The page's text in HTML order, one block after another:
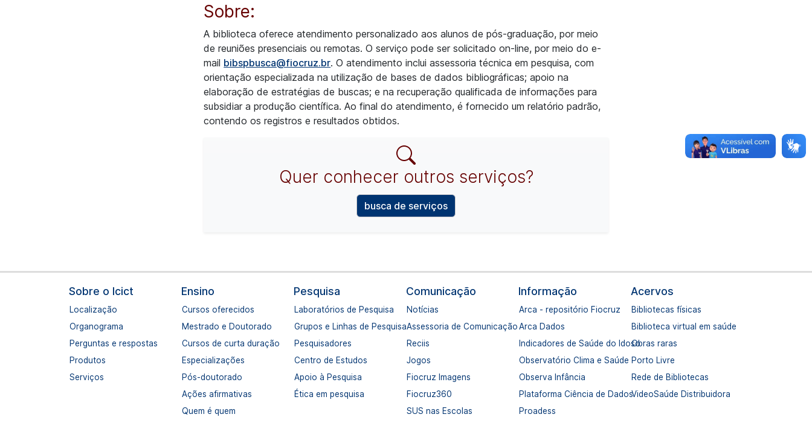
Sobre:
A biblioteca oferece atendimento personalizado aos alunos de pós-graduação, por meio
de reuniões presenciais ou remotas. O serviço pode ser solicitado on-line, por meio do e-
mail bibspbusca@fiocruz.br. O atendimento inclui assessoria técnica em pesquisa, com
orientação especializada na utilização de bases de dados bibliográficas; apoio na
elaboração de estratégias de buscas; e na recuperação qualificada de informações para
subsidiar a produção científica. Ao final do atendimento, é fornecido um relatório padrão,
contendo os registros e resultados obtidos.
Quer conhecer outros serviços?
busca de serviços
Navegação principal
Sobre o Icict
Localização
Organograma
Perguntas e respostas
Produtos
Serviços
Ensino
Cursos oferecidos
Mestrado e Doutorado
Cursos de curta duração
Especializações
Pós-doutorado
Ações afirmativas
Quem é quem
Pesquisa
Laboratórios de Pesquisa
Grupos e Linhas de Pesquisa
Pesquisadores
Centro de Estudos
Apoio à Pesquisa
Ética em pesquisa
Comunicação
Notícias
Assessoria de Comunicação
Reciis
Jogos
Fiocruz Imagens
Fiocruz360
SUS nas Escolas
Informação
Arca - repositório Fiocruz
Arca Dados
Indicadores de Saúde do Idoso
Observatório Clima e Saúde
Observa Infância
Plataforma Ciência de Dados
Proadess
Acervos
Bibliotecas físicas
Biblioteca virtual em saúde
Obras raras
Porto Livre
Rede de Bibliotecas
VideoSaúde Distribuidora